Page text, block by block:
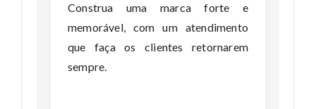
Construa uma marca forte e
memorável, com um atendimento
que faça os clientes retornarem
sempre.